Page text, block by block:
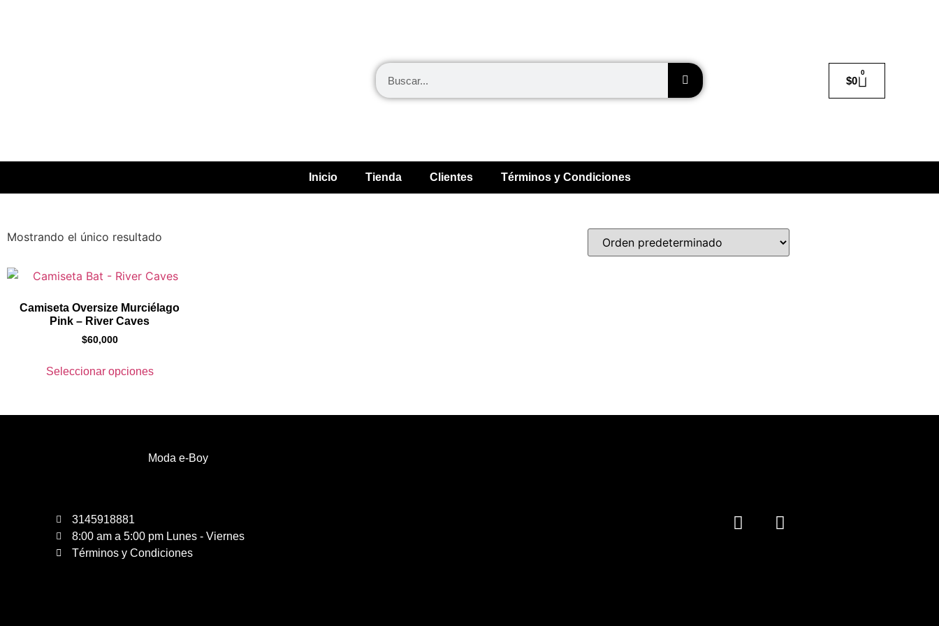
$0
0
Inicio Tienda Clientes Términos y Condiciones
Mostrando el único resultado
Camiseta Oversize Murciélago
Pink – River Caves
$60,000
Seleccionar opciones
Moda e-Boy
3145918881
8:00 am a 5:00 pm Lunes - Viernes
Términos y Condiciones